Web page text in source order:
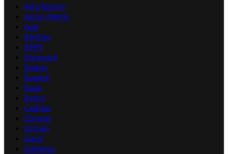
Alfa Romeo
Aston Martin
Audi
Bentley
BMW
Borgward
Brabus
Bugatti
Buick
Byton
Cadillac
Chrysler
Citroën
Dacia
Daihatsu